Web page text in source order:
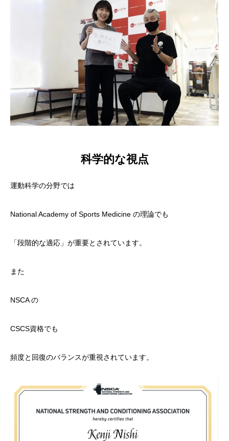
科学的な視点
運動科学の分野では
National Academy of Sports Medicine の理論でも
「段階的な適応」が重要とされています。
また
NSCA の
CSCS資格でも
頻度と回復のバランスが重視されています。